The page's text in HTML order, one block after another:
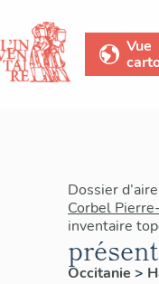
Vue
Dossier
Corbel
inventaire
Occitanie >